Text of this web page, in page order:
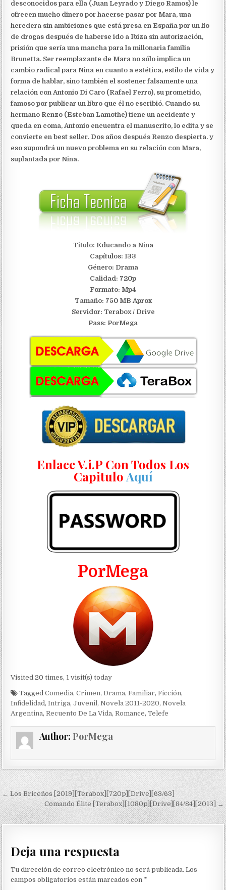
desconocidos para ella (Juan Leyrado y Diego Ramos) le
ofrecen mucho dinero por hacerse pasar por Mara, una
heredera sin ambiciones que está presa en España por un lío
de drogas después de haberse ido a Ibiza sin autorización,
prisión que sería una mancha para la millonaria familia
Brunetta. Ser reemplazante de Mara no sólo implica un
cambio radical para Nina en cuanto a estética, estilo de vida y
forma de hablar, sino también el sostener falsamente una
relación con Antonio Di Caro (Rafael Ferro), su prometido,
famoso por publicar un libro que él no escribió. Cuando su
hermano Renzo (Esteban Lamothe) tiene un accidente y
queda en coma, Antonio encuentra el manuscrito, lo edita y se
convierte en best seller. Dos años después Renzo despierta. y
eso supondrá un nuevo problema en su relación con Mara,
suplantada por Nina.
Titulo: Educando a Nina
Capítulos: 133
Género: Drama
Calidad: 720p
Formato: Mp4
Tamaño: 750 MB Aprox
Servidor: Terabox / Drive
Pass: PorMega
Enlace V.i.P Con Todos Los
CapituloAquí
PorMega
Visited 20 times, 1 visit(s) today
TaggedComedia,Crimen,Drama,Familiar,Ficción,
Infidelidad ,Intriga,Juvenil ,Novela 2011-2020,Novela
Argentina,Recuento De La Vida,Romance,Telefe
Author: PorMega
Navegación de entradas
← Los Briceños [2019][Terabox][720p][Drive][63/63]
Comando Élite [Terabox][1080p][Drive][84/84][2013] →
Deja una respuesta
Tu dirección de correo electrónico no será publicada. Los
campos obligatorios están marcados con *